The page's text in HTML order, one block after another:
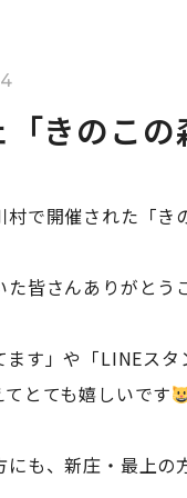
「きのこ
村で開催された「き
た皆さんありがとう
ます」や「LINEス
とても嬉しいです
も、新庄・最上の